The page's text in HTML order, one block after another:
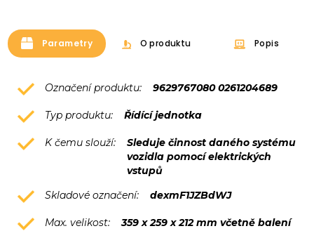
Parametry O produktu Popis
Označení produktu: 9629767080 0261204689
Typ produktu: Řídící jednotka
K čemu slouží:
Sleduje činnost daného systému
vozidla pomocí elektrických
vstupů
Skladové označení:
dexmF1JZBdWJ
Max. velikost: 359 x 259 x 212 mm včetně balení